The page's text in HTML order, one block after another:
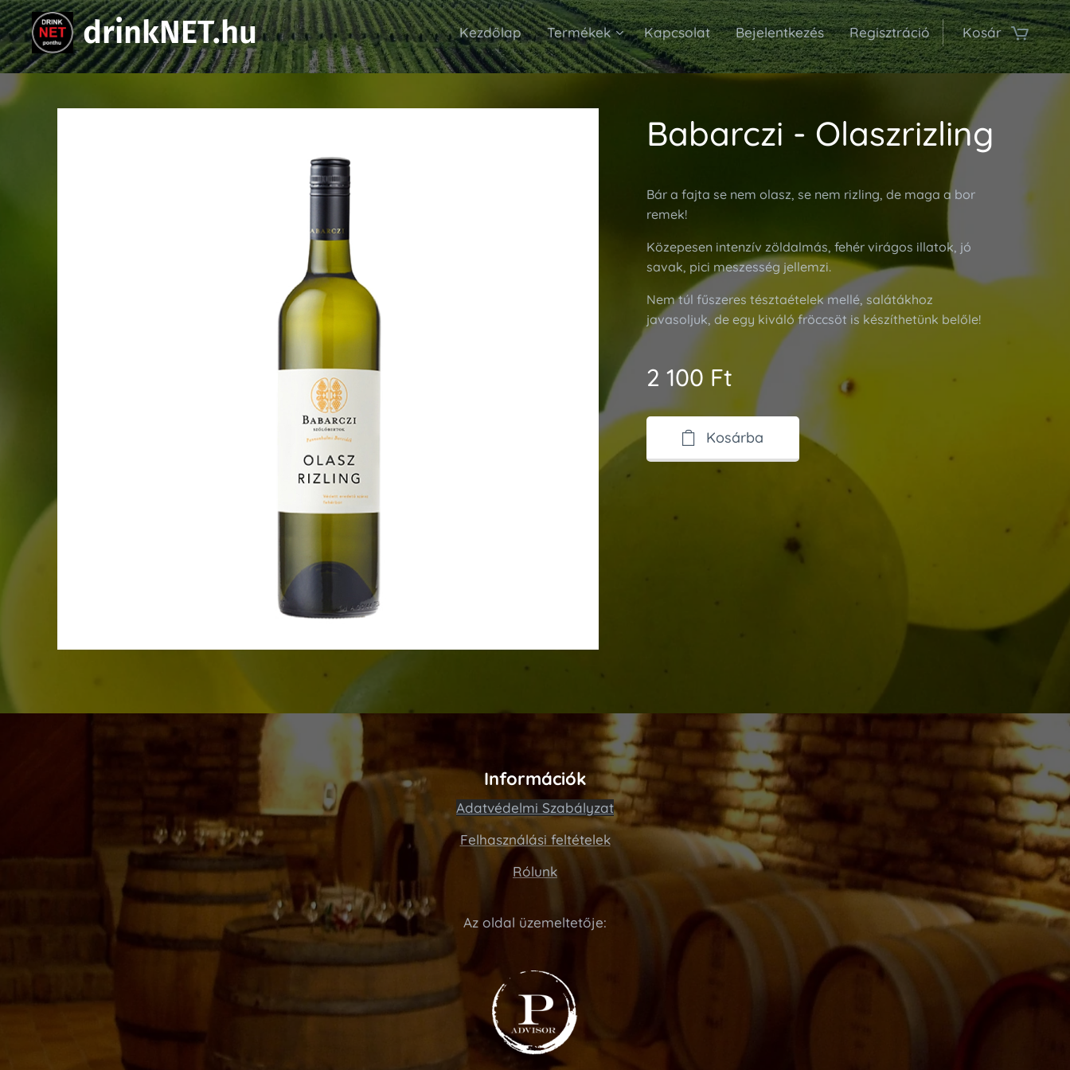
drinkNET.hu Kezdőlap Termékek Kapcsolat Bejelentkezés Regisztráció Kosár
Babarczi - Olaszrizling
Bár a fajta se nem olasz, se nem rizling, de maga a bor
remek!
Közepesen intenzív zöldalmás, fehér virágos illatok, jó
savak, pici meszesség jellemzi.
Nem túl fűszeres tésztaételek mellé, salátákhoz
javasoljuk, de egy kiváló fröccsöt is készíthetünk belőle!
2 100 Ft
Kosárba
Információk
Adatvédelmi Szabályzat
Felhasználási feltételek
Rólunk
Az oldal üzemeltetője: